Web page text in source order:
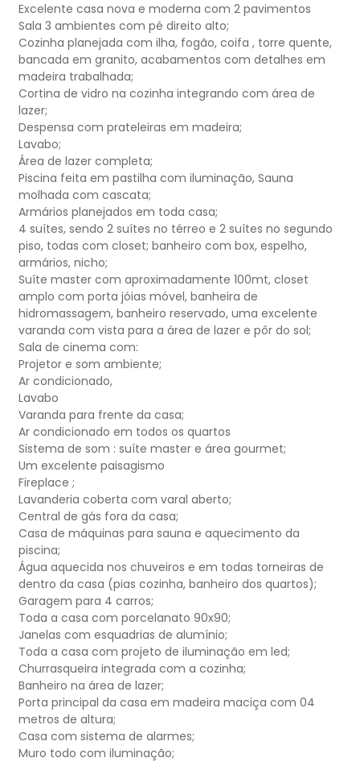
Excelente casa nova e moderna com 2 pavimentos
Sala 3 ambientes com pé direito alto;
Cozinha planejada com ilha, fogão, coifa , torre quente,
bancada em granito, acabamentos com detalhes em
madeira trabalhada;
Cortina de vidro na cozinha integrando com área de
lazer;
Despensa com prateleiras em madeira;
Lavabo;
Área de lazer completa;
Piscina feita em pastilha com iluminação, Sauna
molhada com cascata;
Armários planejados em toda casa;
4 suítes, sendo 2 suítes no térreo e 2 suítes no segundo
piso, todas com closet; banheiro com box, espelho,
armários, nicho;
Suíte master com aproximadamente 100mt, closet
amplo com porta jóias móvel, banheira de
hidromassagem, banheiro reservado, uma excelente
varanda com vista para a área de lazer e pôr do sol;
Sala de cinema com:
Projetor e som ambiente;
Ar condicionado,
Lavabo
Varanda para frente da casa;
Ar condicionado em todos os quartos
Sistema de som : suíte master e área gourmet;
Um excelente paisagismo
Fireplace ;
Lavanderia coberta com varal aberto;
Central de gás fora da casa;
Casa de máquinas para sauna e aquecimento da
piscina;
Água aquecida nos chuveiros e em todas torneiras de
dentro da casa (pias cozinha, banheiro dos quartos);
Garagem para 4 carros;
Toda a casa com porcelanato 90x90;
Janelas com esquadrias de alumínio;
Toda a casa com projeto de iluminação em led;
Churrasqueira integrada com a cozinha;
Banheiro na área de lazer;
Porta principal da casa em madeira maciça com 04
metros de altura;
Casa com sistema de alarmes;
Muro todo com iluminação;